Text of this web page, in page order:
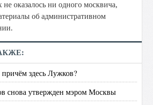
не оказалось ни одного москвича,
об административном
здесь Лужков?
снова утвержден мэром Москвы